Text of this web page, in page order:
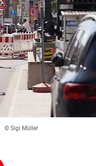
© Sigi Müller